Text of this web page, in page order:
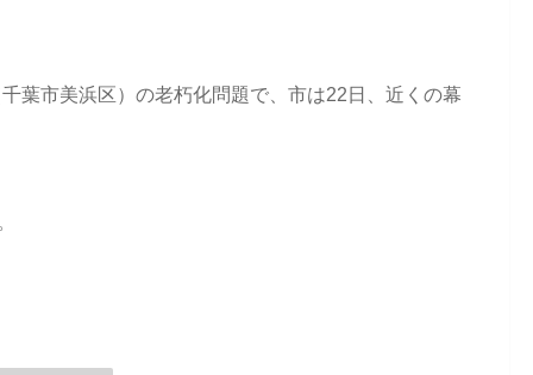
葉市美浜区）の老朽化問題で、市は22日、近くの幕